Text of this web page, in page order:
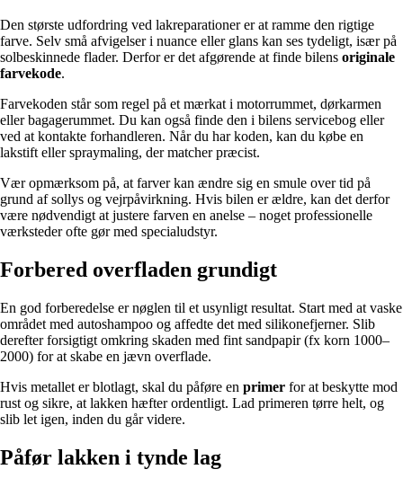
Den største udfordring ved lakreparationer er at ramme den rigtige
farve. Selv små afvigelser i nuance eller glans kan ses tydeligt, især på
solbeskinnede flader. Derfor er det afgørende at finde bilens originale
farvekode.
Farvekoden står som regel på et mærkat i motorrummet, dørkarmen
eller bagagerummet. Du kan også finde den i bilens servicebog eller
ved at kontakte forhandleren. Når du har koden, kan du købe en
lakstift eller spraymaling, der matcher præcist.
Vær opmærksom på, at farver kan ændre sig en smule over tid på
grund af sollys og vejrpåvirkning. Hvis bilen er ældre, kan det derfor
være nødvendigt at justere farven en anelse – noget professionelle
værksteder ofte gør med specialudstyr.
Forbered overfladen grundigt
En god forberedelse er nøglen til et usynligt resultat. Start med at vaske
området med autoshampoo og affedte det med silikonefjerner. Slib
derefter forsigtigt omkring skaden med fint sandpapir (fx korn 1000–
2000) for at skabe en jævn overflade.
Hvis metallet er blotlagt, skal du påføre en primer for at beskytte mod
rust og sikre, at lakken hæfter ordentligt. Lad primeren tørre helt, og
slib let igen, inden du går videre.
Påfør lakken i tynde lag